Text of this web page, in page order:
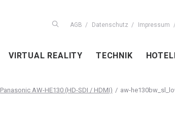
AGB Datenschutz Impressum
VIRTUAL REALITY TECHNIK
Panasonic AW-HE130 (HD-SDI / HDMI) aw-